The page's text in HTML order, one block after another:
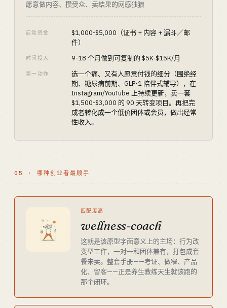
愿意做内容、攒受众、卖结果的网感独狼
启动资金
$1,000-$5,000（证书 + 内容 + 漏斗／邮
件）
时间投入 9-18 个月做到可复制的 $5K-$15K/月
第一动作
选一个痛、又有人愿意付钱的细分（围绝经
期、糖尿病前期、GLP-1 陪伴式辅导），在
Instagram/YouTube 上持续更新，卖一套
$1,500-$3,000 的 90 天转变项目。再把完
成者转化成一个低价团体或会员，做出经常
性收入。
05 · 哪种创业者最顺手
匹配度高
wellness-coach
这就是该原型字面意义上的主场：行为改
变型工作，一对一和团体兼有，打包成套
餐来卖。整套手册——考证、做窄、产品
化、留客——正是养生教练天生就该跑的
那个闭环。